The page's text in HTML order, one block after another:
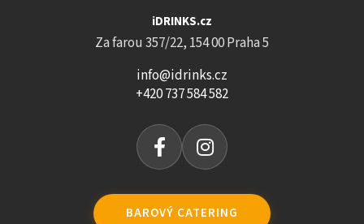
iDRINKS.cz
Za farou 357/22, 154 00 Praha 5
info@idrinks.cz
+420 737 584 582
BAROVÝ CATERING